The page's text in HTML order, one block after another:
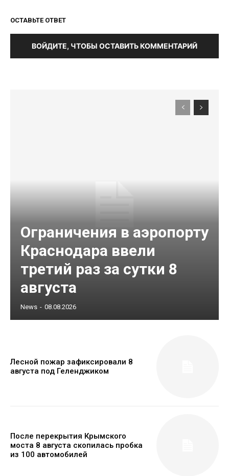
ОСТАВЬТЕ ОТВЕТ
ВОЙДИТЕ, ЧТОБЫ ОСТАВИТЬ КОММЕНТАРИЙ
Ограничения в аэропорту
Краснодара ввели
третий раз за сутки 8
августа
News - 08.08.2026
Лесной пожар зафиксировали 8
августа под Геленджиком
После перекрытия Крымского
моста 8 августа скопилась пробка
из 100 автомобилей